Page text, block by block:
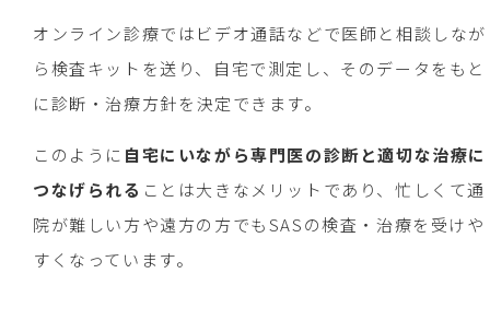
オンライン診療ではビデオ通話などで医師と相談しなが
ら検査キットを送り、自宅で測定し、そのデータをもと
に診断・治療方針を決定できます。
このように 自宅にいながら専門医の診断と適切な治療に
つなげられる ことは大きなメリットであり、忙しくて通
院が難しい方や遠方の方でもSASの検査・治療を受けや
すくなっています。